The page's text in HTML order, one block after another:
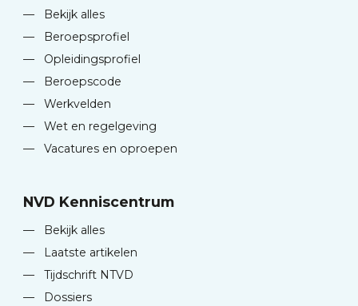
—
Bekijk alles
—
Beroepsprofiel
—
Opleidingsprofiel
—
Beroepscode
—
Werkvelden
—
Wet en regelgeving
—
Vacatures en oproepen
NVD Kenniscentrum
—
Bekijk alles
—
Laatste artikelen
—
Tijdschrift NTVD
—
Dossiers